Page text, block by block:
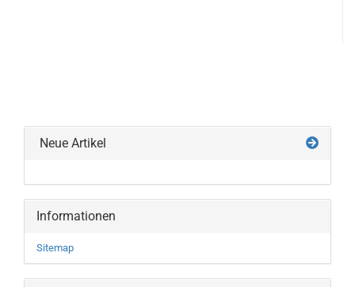
Neue Artikel
Informationen
Sitemap